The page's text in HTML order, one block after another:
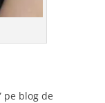
pe blog de